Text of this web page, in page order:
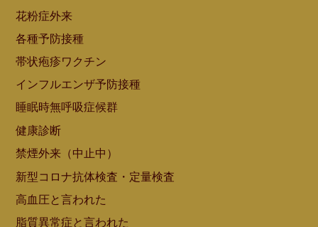
花粉症外来
各種予防接種
帯状疱疹ワクチン
インフルエンザ予防接種
睡眠時無呼吸症候群
健康診断
禁煙外来（中止中）
新型コロナ抗体検査・定量検査
高血圧と言われた
脂質異常症と言われた